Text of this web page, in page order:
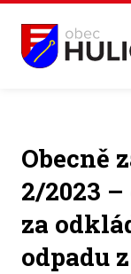
Obecně
2/2023
za
odpadu